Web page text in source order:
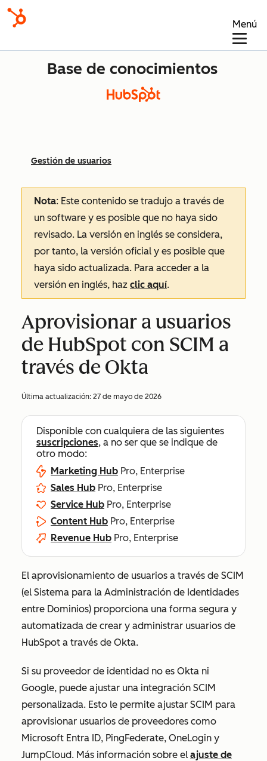
Menú
Base de conocimientos
Gestión de usuarios
Nota: Este contenido se tradujo a través de
un software y es posible que no haya sido
revisado. La versión en inglés se considera,
por tanto, la versión oficial y es posible que
haya sido actualizada. Para acceder a la
versión en inglés, haz clic aquí.
Aprovisionar a usuarios
de HubSpot con SCIM a
través de Okta
Última actualización: 27 de mayo de 2026
Disponible con cualquiera de las siguientes
suscripciones, a no ser que se indique de
otro modo:
Marketing Hub Pro, Enterprise
Sales Hub Pro, Enterprise
Service Hub Pro, Enterprise
Content Hub Pro, Enterprise
Revenue Hub Pro, Enterprise
El aprovisionamiento de usuarios a través de SCIM
(el Sistema para la Administración de Identidades
entre Dominios) proporciona una forma segura y
automatizada de crear y administrar usuarios de
HubSpot a través de Okta.
Si su proveedor de identidad no es Okta ni
Google, puede ajustar una integración SCIM
personalizada. Esto le permite ajustar SCIM para
aprovisionar usuarios de proveedores como
Microsoft Entra ID, PingFederate, OneLogin y
JumpCloud. Más información sobre el ajuste de